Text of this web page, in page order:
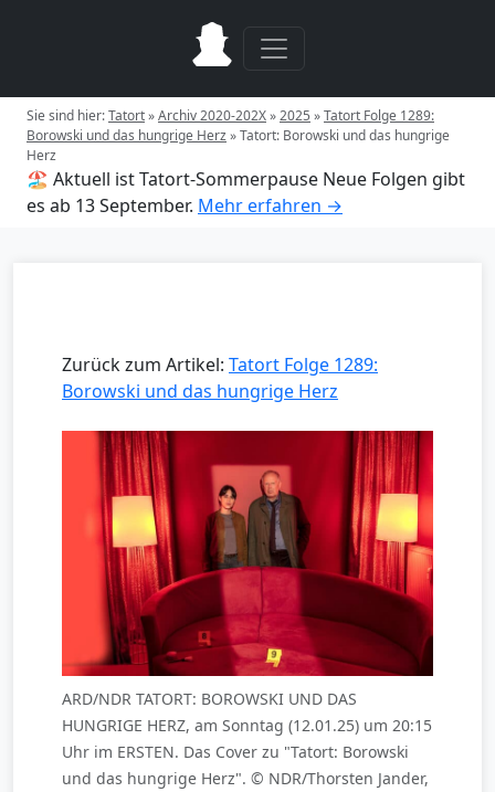
Sie sind hier:Tatort»Archiv 2020-202X»2025 »Tatort Folge 1289:
Borowski und das hungrige Herz»Tatort: Borowski und das hungrige
Herz
🏖️ Aktuell ist Tatort-Sommerpause Neue Folgen gibt
es ab 13 September. Mehr erfahren →
Zurück zum Artikel: Tatort Folge 1289:
Borowski und das hungrige Herz
ARD/NDR TATORT: BOROWSKI UND DAS
HUNGRIGE HERZ, am Sonntag (12.01.25) um 20:15
Uhr im ERSTEN. Das Cover zu "Tatort: Borowski
und das hungrige Herz". © NDR/Thorsten Jander,